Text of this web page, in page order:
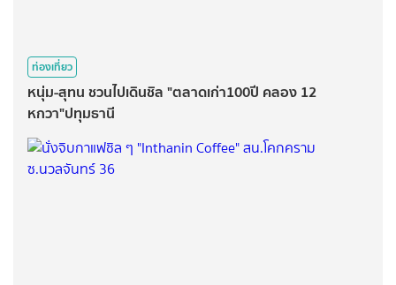
ท่องเที่ยว
หนุ่ม-สุทน ชวนไปเดินชิล "ตลาดเก่า100ปี คลอง 12
หกวา"ปทุมธานี